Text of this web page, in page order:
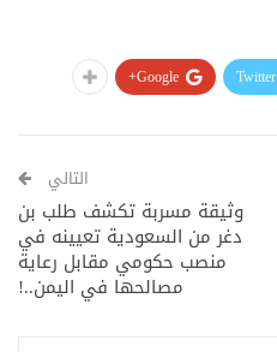
Twitter
Google+
التالي
وثيقة مسربة تكشف طلب بن
دغر من السعودية تعيينه في
منصب حكومي مقابل رعاية
مصالحها في اليمن..!